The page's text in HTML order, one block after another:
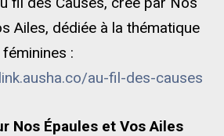
Ailes, dédiée à la thématique
:
au-fil-des-causes
Nos Épaules et Vos Ailes